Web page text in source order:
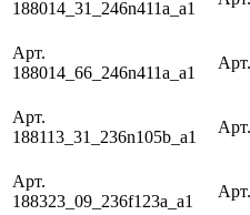
188014_31_246n411a_a1
Арт.
188014_66_246n411a_a1
Арт.
188113_31_236n105b_a1
Арт.
188323_09_236f123a_a1